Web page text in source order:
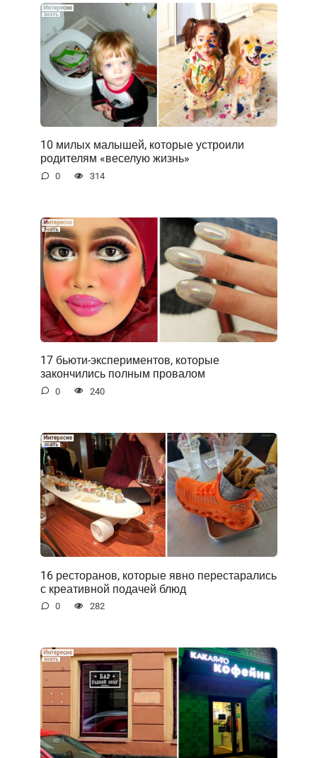
10 милых малышей, которые устроили
родителям «веселую жизнь»
0 314
17 бьюти-экспериментов, которые
закончились полным провалом
0 240
16 ресторанов, которые явно перестарались
с креативной подачей блюд
0 282